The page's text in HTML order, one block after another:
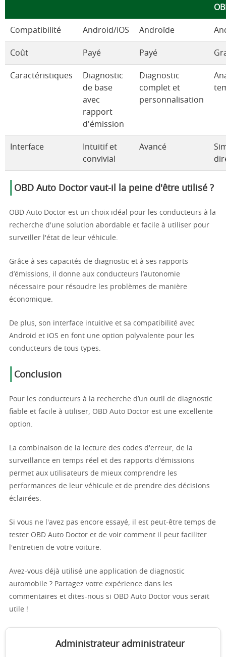
Compatibilité Android/iOS Androïde
Coût Payé Payé
Caractéristiques
Diagnostic
de base
avec
rapport
d'émission
Diagnostic
complet et
personnalisation
Interface
Intuitif et
convivial
Avancé
OBD Auto Doctor vaut-il la peine d'être utilisé ?
OBD Auto Doctor est un choix idéal pour les conducteurs à la
recherche d'une solution abordable et facile à utiliser pour
surveiller l'état de leur véhicule.
Grâce à ses capacités de diagnostic et à ses rapports
d’émissions, il donne aux conducteurs l’autonomie
nécessaire pour résoudre les problèmes de manière
économique.
De plus, son interface intuitive et sa compatibilité avec
Android et iOS en font une option polyvalente pour les
conducteurs de tous types.
Conclusion
Pour les conducteurs à la recherche d’un outil de diagnostic
fiable et facile à utiliser, OBD Auto Doctor est une excellente
option.
La combinaison de la lecture des codes d'erreur, de la
surveillance en temps réel et des rapports d'émissions
permet aux utilisateurs de mieux comprendre les
performances de leur véhicule et de prendre des décisions
éclairées.
Si vous ne l'avez pas encore essayé, il est peut-être temps de
tester OBD Auto Doctor et de voir comment il peut faciliter
l'entretien de votre voiture.
Avez-vous déjà utilisé une application de diagnostic
automobile ? Partagez votre expérience dans les
commentaires et dites-nous si OBD Auto Doctor vous serait
utile !
Administrateur administrateur